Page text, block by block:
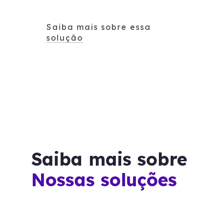
Saiba mais sobre essa
solução
Saiba mais sobre
Nossas soluções